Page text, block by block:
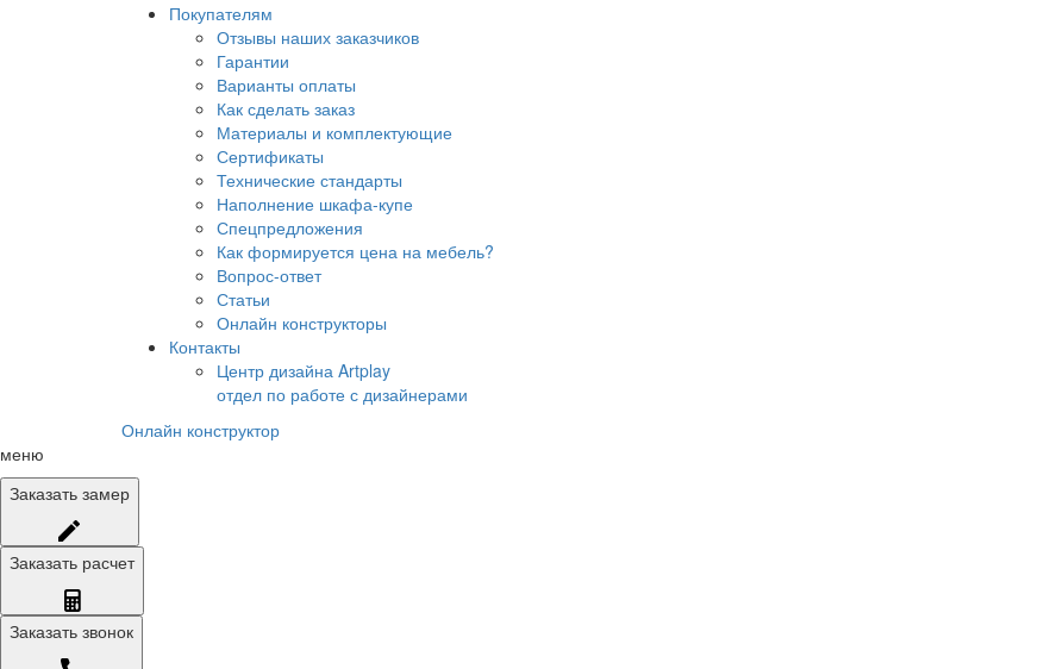
Покупателям
Отзывы наших заказчиков
Гарантии
Варианты оплаты
Как сделать заказ
Материалы и комплектующие
Сертификаты
Технические стандарты
Наполнение шкафа-купе
Спецпредложения
Как формируется цена на мебель?
Вопрос-ответ
Статьи
Онлайн конструкторы
Контакты
Центр дизайна Artplay
отдел по работе с дизайнерами
Онлайн конструктор
меню
Заказать замер
Заказать расчет
Заказать звонок